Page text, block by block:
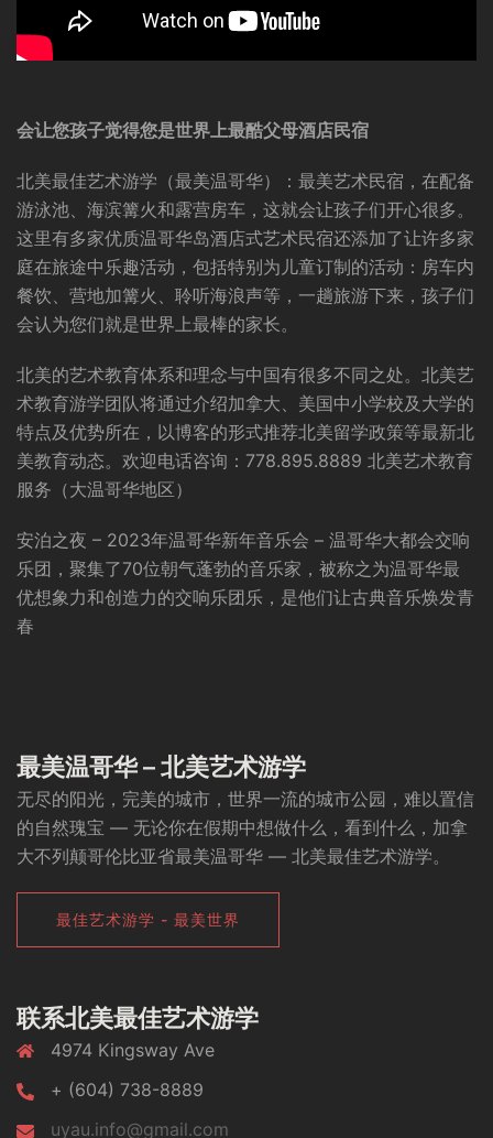
会让您孩子觉得您是世界上最酷父母酒店民宿
北美最佳艺术游学（最美温哥华）：最美艺术民宿，在配备
游泳池、海滨篝火和露营房车，这就会让孩子们开心很多。
这里有多家优质温哥华岛酒店式艺术民宿还添加了让许多家
庭在旅途中乐趣活动，包括特别为儿童订制的活动：房车内
餐饮、营地加篝火、聆听海浪声等，一趟旅游下来，孩子们
会认为您们就是世界上最棒的家长。
北美的艺术教育体系和理念与中国有很多不同之处。北美艺
术教育游学团队将通过介绍加拿大、美国中小学校及大学的
特点及优势所在，以博客的形式推荐北美留学政策等最新北
美教育动态。欢迎电话咨询：778.895.8889 北美艺术教育
服务（大温哥华地区）
安泊之夜 – 2023年温哥华新年音乐会 – 温哥华大都会交响
乐团，聚集了70位朝气蓬勃的音乐家，被称之为温哥华最
优想象力和创造力的交响乐团乐，是他们让古典音乐焕发青
春
最美温哥华 – 北美艺术游学
无尽的阳光，完美的城市，世界一流的城市公园，难以置信
的自然瑰宝 — 无论你在假期中想做什么，看到什么，加拿
大不列颠哥伦比亚省最美温哥华 — 北美最佳艺术游学。
最佳艺术游学 - 最美世界
联系北美最佳艺术游学
4974 Kingsway Ave
+ (604) 738-8889
uyau.info@gmail.com